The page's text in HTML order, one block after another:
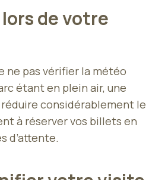
de votre
ne pas vérifier la météo
étant en plein air, une
considérablement le
à réserver vos billets en
d’attente.